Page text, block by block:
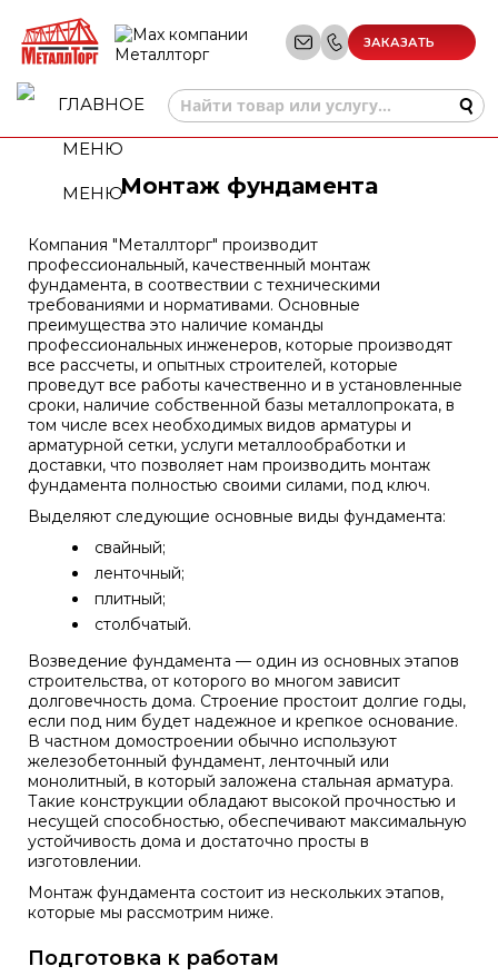
ЗАКАЗАТЬ
МЕНЮМонтаж фундамента
Компания "Металлторг" производит
профессиональный, качественный монтаж
фундамента, в соотвествии с техническими
требованиями и нормативами. Основные
преимущества это наличие команды
профессиональных инженеров, которые производят
все рассчеты, и опытных строителей, которые
проведут все работы качественно и в установленные
сроки, наличие собственной базы металлопроката, в
том числе всех необходимых видов арматуры и
арматурной сетки, услуги металлообработки и
доставки, что позволяет нам производить монтаж
фундамента полностью своими силами, под ключ.
Выделяют следующие основные виды фундамента:
свайный;
ленточный;
плитный;
столбчатый.
Возведение фундамента — один из основных этапов
строительства, от которого во многом зависит
долговечность дома. Строение простоит долгие годы,
если под ним будет надежное и крепкое основание.
В частном домостроении обычно используют
железобетонный фундамент, ленточный или
монолитный, в который заложена стальная арматура.
Такие конструкции обладают высокой прочностью и
несущей способностью, обеспечивают максимальную
устойчивость дома и достаточно просты в
изготовлении.
Монтаж фундамента состоит из нескольких этапов,
которые мы рассмотрим ниже.
Подготовка к работам